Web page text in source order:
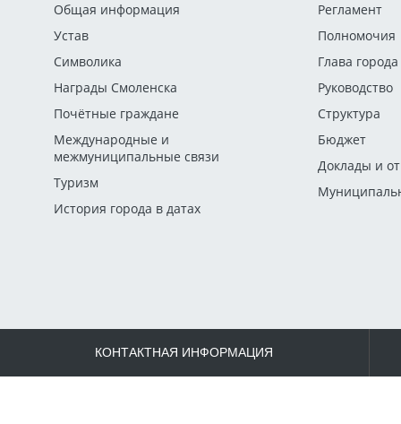
Общая информация
Устав
Символика
Награды Смоленска
Почётные граждане
Международные и
межмуниципальные связи
Туризм
История города в датах
Регламент
Полномочия
Глава города
Руководство
Структура
Бюджет
Доклады и
КОНТАКТНАЯ ИНФОРМАЦИЯ